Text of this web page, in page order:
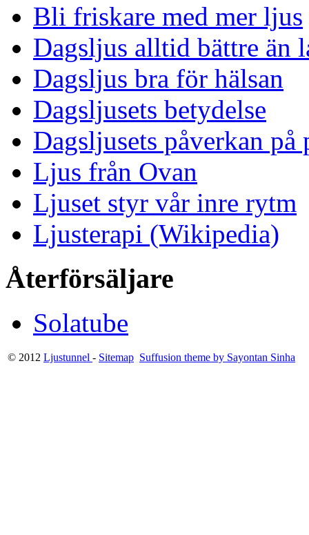
Bli friskare med mer ljus
Dagsljus alltid bättre än
Dagsljus bra för hälsan
Dagsljusets betydelse
Dagsljusets påverkan på
Ljus från Ovan
Ljuset styr vår inre rytm
Ljusterapi (Wikipedia)
Återförsäljare
Solatube
© 2012 Ljustunnel - Sitemap Suffusion theme by Sayontan Sinha